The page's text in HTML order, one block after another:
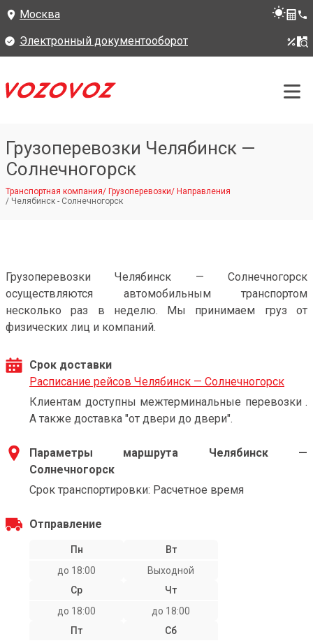
Москва
Электронный документооборот
Грузоперевозки Челябинск —
Солнечногорск
Транспортная компания/ Грузоперевозки/ Направления
/ Челябинск - Солнечногорск
Грузоперевозки Челябинск — Солнечногорск
осуществляются автомобильным транспортом
несколько раз в неделю. Мы принимаем груз от
физических лиц и компаний.
Срок доставки
Расписание рейсов Челябинск — Солнечногорск
Клиентам доступны межтерминальные перевозки .
А также доставка "от двери до двери".
Параметры маршрута Челябинск —
Солнечногорск
Срок транспортировки: Расчетное время
Отправление
Пн
до 18:00
Вт
Выходной
Ср
до 18:00
Чт
до 18:00
Пт
Сб